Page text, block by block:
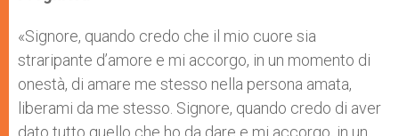
«Signore, quando credo che il mio cuore sia
straripante d’amore e mi accorgo, in un momento di
onestà, di amare me stesso nella persona amata,
liberami da me stesso. Signore, quando credo di aver
dato tutto quello che ho da dare e mi accorgo, in un